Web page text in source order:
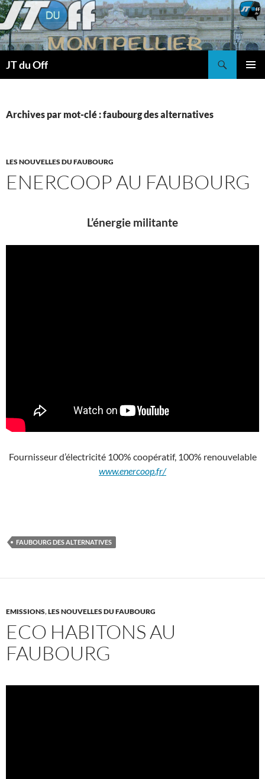
JT du Off
Archives par mot-clé : faubourg des alternatives
LES NOUVELLES DU FAUBOURG
ENERCOOP AU FAUBOURG
L’énergie militante
Fournisseur d’électricité 100% coopératif, 100% renouvelable
www.enercoop.fr/
FAUBOURG DES ALTERNATIVES
EMISSIONS,LES NOUVELLES DU FAUBOURG
ECO HABITONS AU
FAUBOURG